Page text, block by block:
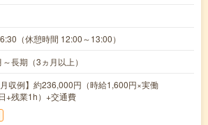
（休憩時間 12:00～13:00）
長期（3ヵ月以上）
収例】約236,000円（時給1,600円×実働
+残業1h）+交通費